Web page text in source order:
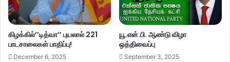
கிழக்கில்’’டித்வா’’ புயலால் 221
பாடசாலைகள் பாதிப்பு!
December 6, 2025
யூ.என்.பி. ஆண்டு விழா
ஒத்திவைப்பு
September 3, 2025